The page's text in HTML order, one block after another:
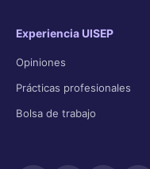
Experiencia UISEP
Opiniones
Prácticas profesionales
Bolsa de trabajo